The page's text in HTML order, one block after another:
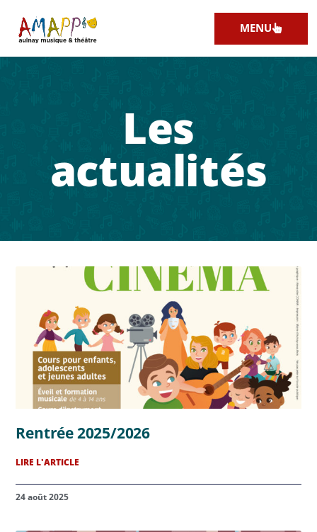
MENU
Les
actualités
Rentrée 2025/2026
LIRE L'ARTICLE
24 août 2025